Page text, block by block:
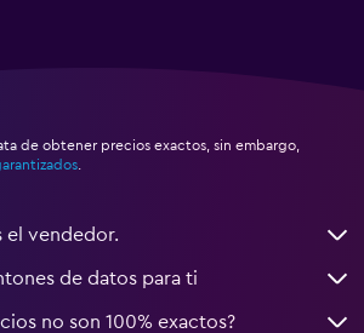
de obtener precios exactos, sin embargo,
el vendedor.
de datos para ti
no son 100% exactos?